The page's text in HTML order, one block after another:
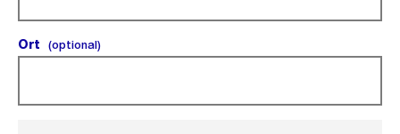
Ort (optional)(optional).